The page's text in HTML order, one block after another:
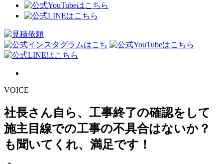
VOICE
社長さん自ら、工事終了の確認をして
施主目線での工事の不具合はないか？
も聞いてくれ、満足です！